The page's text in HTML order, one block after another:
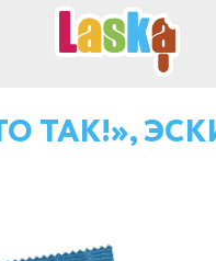
ТАК!»,